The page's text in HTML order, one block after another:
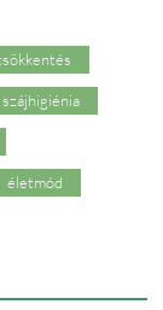
szájhigiénia
életmód